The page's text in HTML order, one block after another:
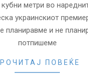
метри во
украинскиот
планиравме и не
потпишеме
ПОВЕЌЕ